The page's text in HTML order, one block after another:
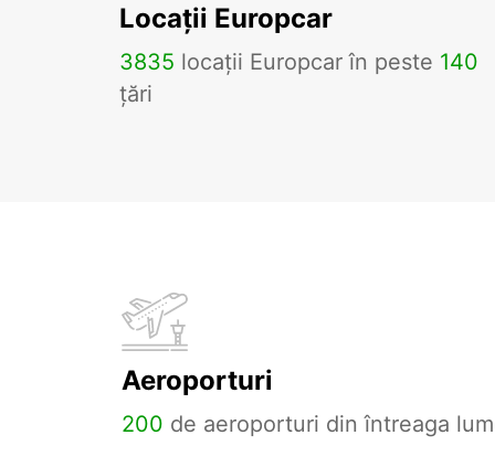
Locații Europcar
3835 locații Europcar în peste 140
țări
Aeroporturi
200 de aeroporturi din întreaga